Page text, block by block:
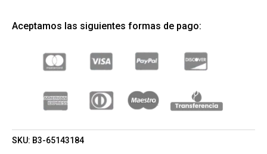
Aceptamos las siguientes formas de pago:
SKU: B3-65143184